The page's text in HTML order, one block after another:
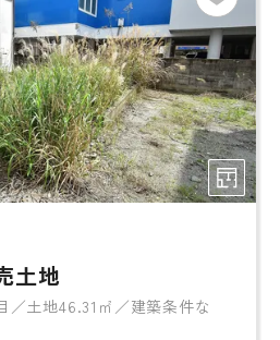
土地
／土地46.31㎡／建築条件な